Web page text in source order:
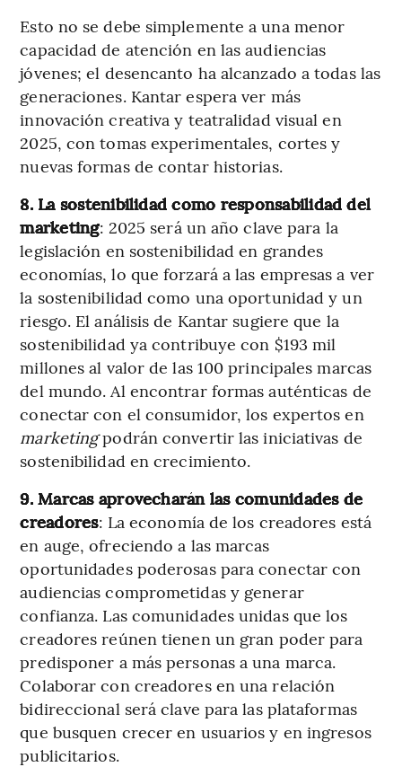
Esto no se debe simplemente a una menor
capacidad de atención en las audiencias
jóvenes; el desencanto ha alcanzado a todas las
generaciones. Kantar espera ver más
innovación creativa y teatralidad visual en
2025, con tomas experimentales, cortes y
nuevas formas de contar historias.
8. La sostenibilidad como responsabilidad del
marketing: 2025 será un año clave para la
legislación en sostenibilidad en grandes
economías, lo que forzará a las empresas a ver
la sostenibilidad como una oportunidad y un
riesgo. El análisis de Kantar sugiere que la
sostenibilidad ya contribuye con $193 mil
millones al valor de las 100 principales marcas
del mundo. Al encontrar formas auténticas de
conectar con el consumidor, los expertos en
marketingpodrán convertir las iniciativas de
sostenibilidad en crecimiento.
9. Marcas aprovecharán las comunidades de
creadores: La economía de los creadores está
en auge, ofreciendo a las marcas
oportunidades poderosas para conectar con
audiencias comprometidas y generar
confianza. Las comunidades unidas que los
creadores reúnen tienen un gran poder para
predisponer a más personas a una marca.
Colaborar con creadores en una relación
bidireccional será clave para las plataformas
que busquen crecer en usuarios y en ingresos
publicitarios.